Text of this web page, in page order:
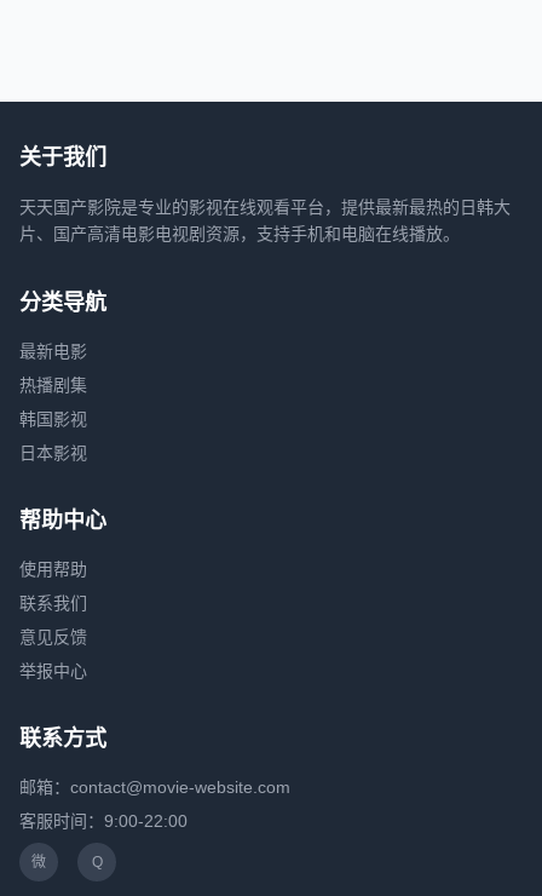
关于我们
天天国产影院是专业的影视在线观看平台，提供最新最热的日韩大
片、国产高清电影电视剧资源，支持手机和电脑在线播放。
分类导航
最新电影
热播剧集
韩国影视
日本影视
帮助中心
使用帮助
联系我们
意见反馈
举报中心
联系方式
邮箱：contact@movie-website.com
客服时间：9:00-22:00
微 Q